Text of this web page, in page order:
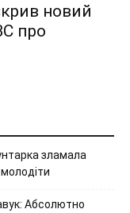
новий
про
зламала
Абсолютно